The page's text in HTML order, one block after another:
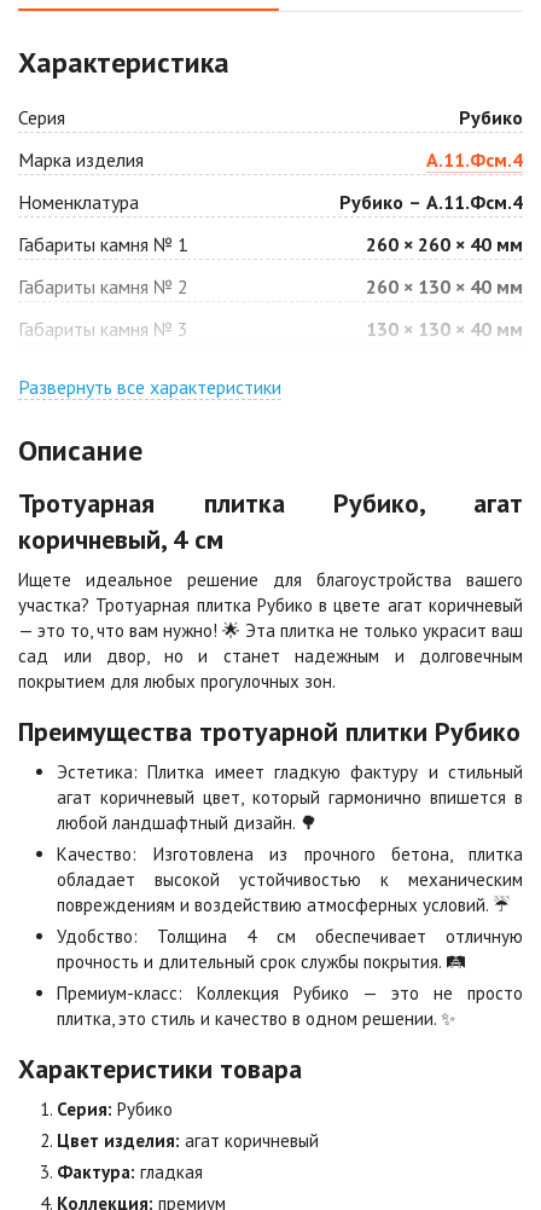
1 040 ₽/м2
Антрацит
1 040 ₽/м2
Арабская ночь
1 040 ₽/м2
Барселона
1 040 ₽/м 2
Белая
940 ₽/м2
1 040 ₽/м2
1 040 ₽
940 ₽/м
Каир
1 040 ₽/м2
Кармен
1 040 ₽/м2
Клинкер
Коричневая
840 ₽/м
Красная
Листопад
1 040 ₽/м
Меланж
Мокко
1 040 ₽ /м2
Неаполь
1 040 ₽/м 2
Оранжевая
940 ₽/м
Характеристика
Серия
Рубико
Марка изделия
А.11.Фсм.4
Номенклатура
Рубико – А.11.Фсм.4
Габариты камня № 1
260 × 260 × 40 мм
Габариты камня № 2
260 × 130 × 40 мм
Габариты камня № 3
130 × 130 × 40 мм
Развернуть все характеристики
Описание
Тротуарная плитка Рубико, агат
коричневый, 4 см
Ищете идеальное решение для благоустройства вашего
участка? Тротуарная плитка Рубико в цвете агат коричневый
— это то, что вам нужно! 🌟 Эта плитка не только украсит ваш
сад или двор, но и станет надежным и долговечным
покрытием для любых прогулочных зон.
Преимущества тротуарной плитки Рубико
Эстетика: Плитка имеет гладкую фактуру и стильный
агат коричневый цвет, который гармонично впишется в
любой ландшафтный дизайн. 🌳
Качество: Изготовлена из прочного бетона, плитка
обладает высокой устойчивостью к механическим
повреждениям и воздействию атмосферных условий. ☔
Удобство: Толщина 4 см обеспечивает отличную
прочность и длительный срок службы покрытия. 🛤️
Премиум-класс: Коллекция Рубико — это не просто
плитка, это стиль и качество в одном решении. ✨
Характеристики товара
Серия: Рубико
Цвет изделия: агат коричневый
Фактура: гладкая
Коллекция: премиум